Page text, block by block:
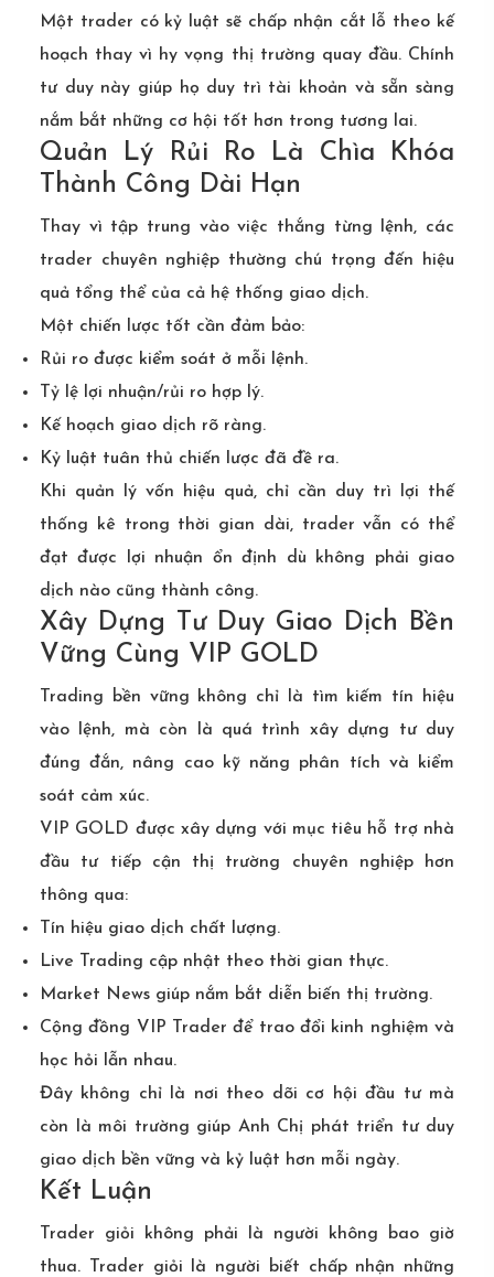
Một trader có kỷ luật sẽ chấp nhận cắt lỗ theo kế
hoạch thay vì hy vọng thị trường quay đầu. Chính
tư duy này giúp họ duy trì tài khoản và sẵn sàng
nắm bắt những cơ hội tốt hơn trong tương lai.
Quản Lý Rủi Ro Là Chìa Khóa
Thành Công Dài Hạn
Thay vì tập trung vào việc thắng từng lệnh, các
trader chuyên nghiệp thường chú trọng đến hiệu
quả tổng thể của cả hệ thống giao dịch.
Một chiến lược tốt cần đảm bảo:
Rủi ro được kiểm soát ở mỗi lệnh.
Tỷ lệ lợi nhuận/rủi ro hợp lý.
Kế hoạch giao dịch rõ ràng.
Kỷ luật tuân thủ chiến lược đã đề ra.
Khi quản lý vốn hiệu quả, chỉ cần duy trì lợi thế
thống kê trong thời gian dài, trader vẫn có thể
đạt được lợi nhuận ổn định dù không phải giao
dịch nào cũng thành công.
Xây Dựng Tư Duy Giao Dịch Bền
Vững Cùng VIP GOLD
Trading bền vững không chỉ là tìm kiếm tín hiệu
vào lệnh, mà còn là quá trình xây dựng tư duy
đúng đắn, nâng cao kỹ năng phân tích và kiểm
soát cảm xúc.
VIP GOLD được xây dựng với mục tiêu hỗ trợ nhà
đầu tư tiếp cận thị trường chuyên nghiệp hơn
thông qua:
Tín hiệu giao dịch chất lượng.
Live Trading cập nhật theo thời gian thực.
Market News giúp nắm bắt diễn biến thị trường.
Cộng đồng VIP Trader để trao đổi kinh nghiệm và
học hỏi lẫn nhau.
Đây không chỉ là nơi theo dõi cơ hội đầu tư mà
còn là môi trường giúp Anh Chị phát triển tư duy
giao dịch bền vững và kỷ luật hơn mỗi ngày.
Kết Luận
Trader giỏi không phải là người không bao giờ
thua. Trader giỏi là người biết chấp nhận những